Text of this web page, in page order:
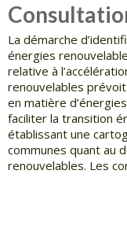
La démarche
énergies
relative à
renouvelables
en matière
faciliter la transition
établissant une
communes quant au
renouvelables. Les